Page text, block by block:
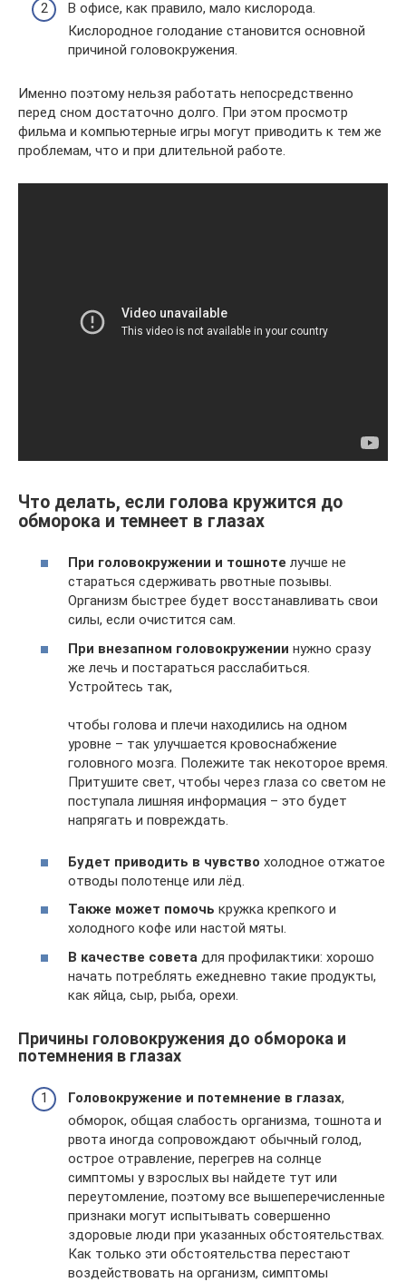
В офисе, как правило, мало кислорода.
Кислородное голодание становится основной
причиной головокружения.
Именно поэтому нельзя работать непосредственно
перед сном достаточно долго. При этом просмотр
фильма и компьютерные игры могут приводить к тем же
проблемам, что и при длительной работе.
Что делать, если голова кружится до
обморока и темнеет в глазах
При головокружении и тошноте лучше не
стараться сдерживать рвотные позывы.
Организм быстрее будет восстанавливать свои
силы, если очистится сам.
При внезапном головокружении нужно сразу
же лечь и постараться расслабиться.
Устройтесь так,
чтобы голова и плечи находились на одном
уровне – так улучшается кровоснабжение
головного мозга. Полежите так некоторое время.
Притушите свет, чтобы через глаза со светом не
поступала лишняя информация – это будет
напрягать и повреждать.
Будет приводить в чувство холодное отжатое
отводы полотенце или лёд.
Также может помочь кружка крепкого и
холодного кофе или настой мяты.
В качестве совета для профилактики: хорошо
начать потреблять ежедневно такие продукты,
как яйца, сыр, рыба, орехи.
Причины головокружения до обморока и
потемнения в глазах
Головокружение и потемнение в глазах,
обморок, общая слабость организма, тошнота и
рвота иногда сопровождают обычный голод,
острое отравление, перегрев на солнце
симптомы у взрослых вы найдете тут или
переутомление, поэтому все вышеперечисленные
признаки могут испытывать совершенно
здоровые люди при указанных обстоятельствах.
Как только эти обстоятельства перестают
воздействовать на организм, симптомы